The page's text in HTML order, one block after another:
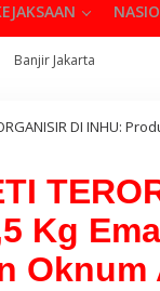
Banjir Jakarta
DI INHU:
Kg
Oknum